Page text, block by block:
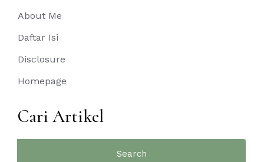
About Me
Daftar Isi
Disclosure
Homepage
Cari Artikel